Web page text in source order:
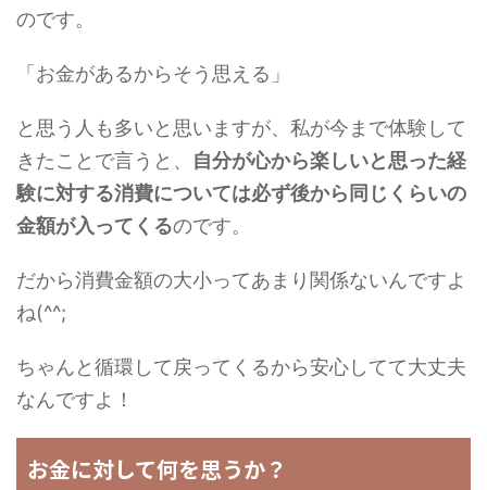
のです。
「お金があるからそう思える」
と思う人も多いと思いますが、私が今まで体験して
きたことで言うと、 自分が心から楽しいと思った経
験に対する消費については必ず後から同じくらいの
金額が入ってくるのです。
だから消費金額の大小ってあまり関係ないんですよ
ね(^^;
ちゃんと循環して戻ってくるから安心してて大丈夫
なんですよ！
お金に対して何を思うか？